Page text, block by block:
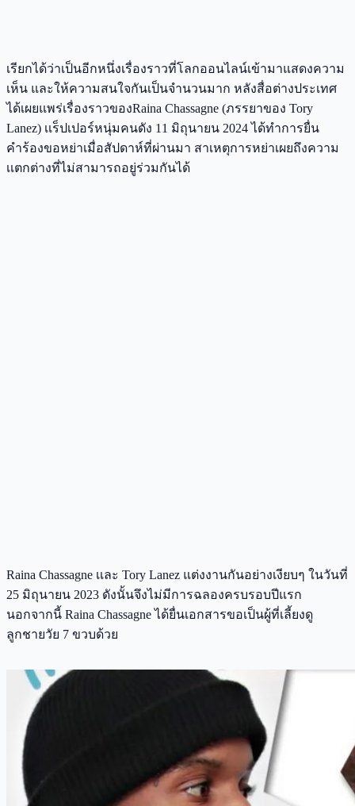
เรียกได้ว่าเป็นอีกหนึ่งเรื่องราวที่โลกออนไลน์เข้ามาแสดงความ
เห็น และให้ความสนใจกันเป็นจำนวนมาก หลังสื่อต่างประเทศ
ได้เผยแพร่เรื่องราวของRaina Chassagne (ภรรยาของ Tory
Lanez) เเร็ปเปอร์หนุ่มคนดัง 11 มิถุนายน 2024 ได้ทำการยื่น
คำร้องขอหย่าเมื่อสัปดาห์ที่ผ่านมา สาเหตุการหย่าเผยถึงความ
เเตกต่างที่ไม่สามารถอยู่ร่วมกันได้
Raina Chassagne เเละ Tory Lanez แต่งงานกันอย่างเงียบๆ ในวันที่
25 มิถุนายน 2023 ดังนั้นจึงไม่มีการฉลองครบรอบปีแรก
นอกจากนี้ Raina Chassagne ได้ยื่นเอกสารขอเป็นผู้ที่เลี้ยงดู
ลูกชายวัย 7 ขวบด้วย